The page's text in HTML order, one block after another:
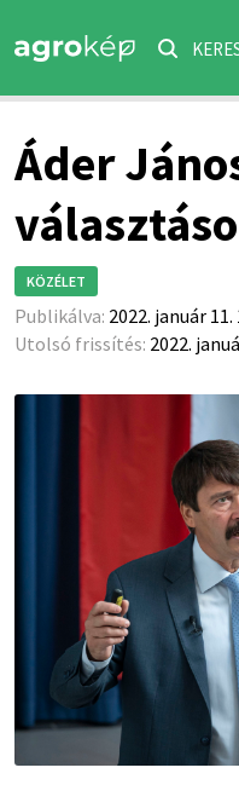
Áder
KÖZÉLET
Publikálva: 2022. január 11.
Utolsó frissítés: 2022.